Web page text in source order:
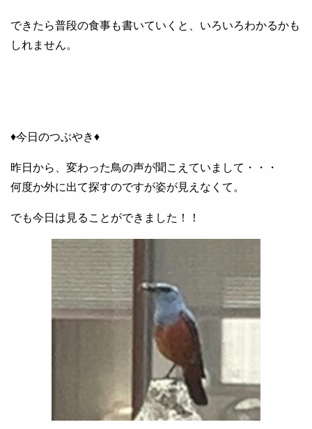
できたら普段の食事も書いていくと、いろいろわかるかも
しれません。
♦今日のつぶやき♦
昨日から、変わった鳥の声が聞こえていまして・・・
何度か外に出て探すのですが姿が見えなくて。
でも今日は見ることができました！！